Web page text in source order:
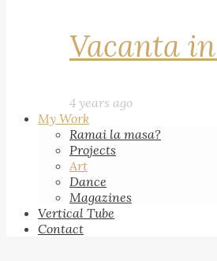
Vacanta
4 years ago
My Work
Ramai la masa?
Projects
Art
Dance
Magazines
Vertical Tube
Contact